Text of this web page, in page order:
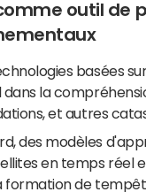
outil de
basées
dans la
et autres
des modèles
en temps réel
de